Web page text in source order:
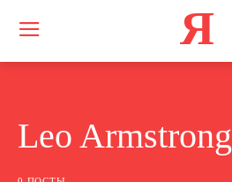
Я
Leo Armstrong